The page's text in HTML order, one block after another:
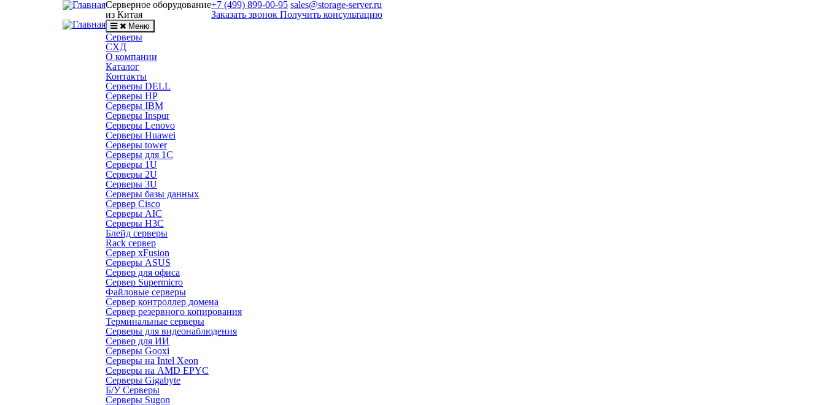
Серверное оборудование
из Китая
+7 (499) 899-00-95 sales@storage-server.ru
Заказать звонок Получить консультацию
Меню
Серверы
СХД
О компании
Каталог
Контакты
Серверы DELL
Серверы HP
Серверы IBM
Серверы Inspur
Серверы Lenovo
Серверы Huawei
Серверы tower
Серверы для 1C
Серверы 1U
Серверы 2U
Серверы 3U
Серверы базы данных
Сервер Cisco
Серверы AIC
Серверы H3C
Блейд серверы
Rack сервер
Сервер xFusion
Серверы ASUS
Сервер для офиса
Сервер Supermicro
Файловые серверы
Сервер контроллер домена
Сервер резервного копирования
Терминальные серверы
Серверы для видеонаблюдения
Сервер для ИИ
Серверы Gooxi
Серверы на Intel Xeon
Серверы на AMD EPYC
Серверы Gigabyte
Б/У Серверы
Серверы Sugon